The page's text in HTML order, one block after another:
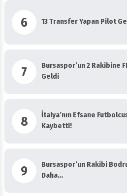
6 13 Transfer Yapan Pilot
7
Bursaspor’un 2 Rakibine
Geldi
8
İtalya’nın Efsane
Kaybetti!
9
Bursaspor’un Rakibi
Daha…